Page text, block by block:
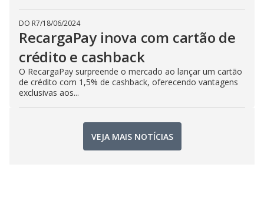
DO R7/18/06/2024
RecargaPay inova com cartão de
crédito e cashback
O RecargaPay surpreende o mercado ao lançar um cartão
de crédito com 1,5% de cashback, oferecendo vantagens
exclusivas aos...
VEJA MAIS NOTÍCIAS